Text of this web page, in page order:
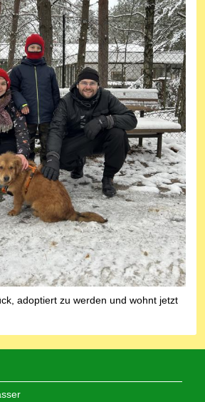
adoptiert zu werden und wohnt jetzt